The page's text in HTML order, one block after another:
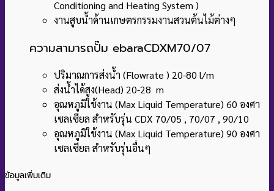
Conditioning and Heating System )
งานสูบน้ำด้านเกษตรกรรมงานสวนต้นไม้ต่างๆ
ความสามารถปั๊ม ebaraCDXM70/07
ปริมาณการส่งน้ำ (Flowrate ) 20-80 l/m
ส่งน้ำได้สูง(Head) 20-28 m
อุณหภูมิใช้งาน (Max Liquid Temperature) 60 องศา
เซลเซียล สำหรับรุ่น CDX 70/05 , 70/07 , 90/10
อุณหภูมิใช้งาน (Max Liquid Temperature) 90 องศา
เซลเซียล สำหรับรุ่นอื่นๆ
ข้อมูลเพิ่มเติม